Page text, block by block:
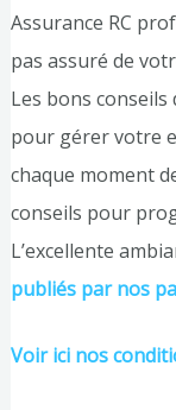
Assurance RC
pas assuré de
Les bons conseils
pour gérer votre
chaque moment
conseils pour
L’excellente
publiés par nos
Voir ici nos